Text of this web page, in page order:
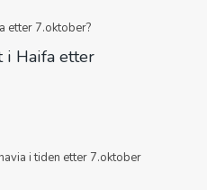
i Haifa etter